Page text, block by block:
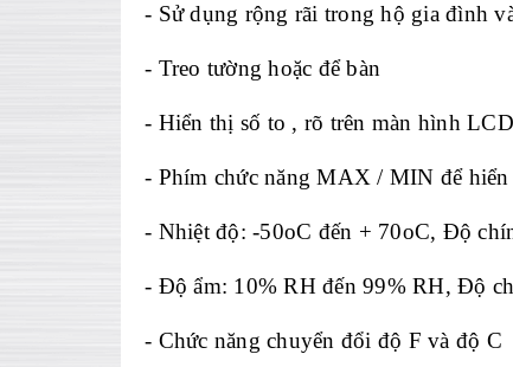
- Sử dụng rộng rãi trong hộ gia đình
- Treo tường hoặc để bàn
- Hiển thị số to , rõ trên màn hình LCD
- Phím chức năng MAX / MIN để
- Nhiệt độ: -50oC đến + 70oC, Độ ch
- Độ ẩm: 10% RH đến 99% RH, Độ
- Chức năng chuyển đổi độ F và độ C